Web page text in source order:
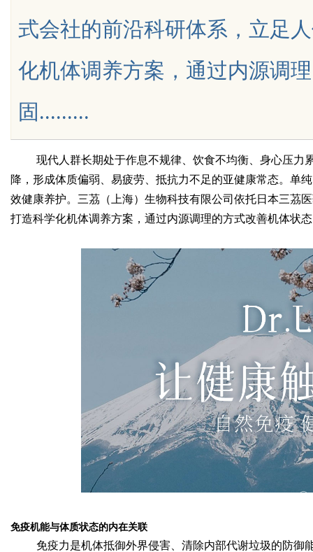
式会社的前沿科研体系，立足
化机体调养方案，通过内源调
固.........
现代人群长期处于作息不规律、饮食不均衡、身心压力
降，形成体质偏弱、易疲劳、抵抗力不足的亚健康常态。单
效健康养护。三茘（上海）生物科技有限公司依托日本三茘
打造科学化机体调养方案，通过内源调理的方式改善机体状
免疫机能与体质状态的内在关联
免疫力是机体抵御外界侵害、清除内部代谢垃圾的防